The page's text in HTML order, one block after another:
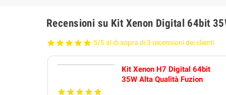
Recensioni su Kit Xenon Digital 64bit
5/5 al di sopra di 3 recensioni dei clienti
Kit Xenon H7 Digital 64bit
35W Alta Qualità Fuzion